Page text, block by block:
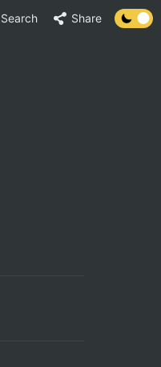
Search Share